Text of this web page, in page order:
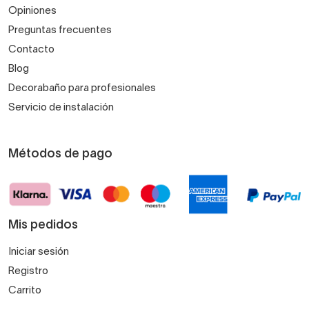
Opiniones
Preguntas frecuentes
Contacto
Blog
Decorabaño para profesionales
Servicio de instalación
Métodos de pago
Mis pedidos
Iniciar sesión
Registro
Carrito